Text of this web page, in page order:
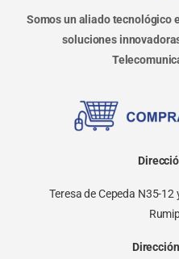
Somos un aliado tecnológico
soluciones
Teresa de Cepeda N35-12